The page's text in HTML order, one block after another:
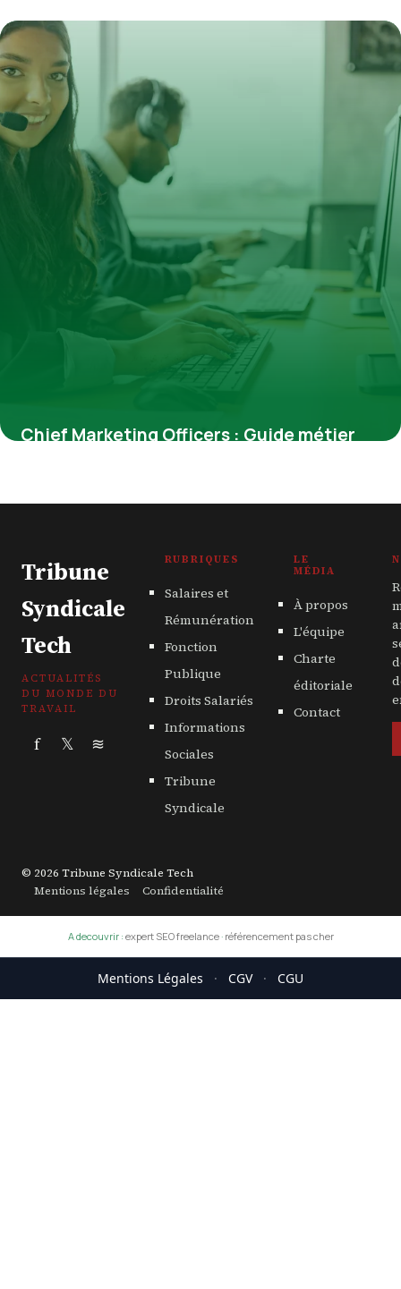
11 juin 2026
Chief Marketing Officers : Guide métier
Tribune
Syndicale
Tech
ACTUALITÉS
DU MONDE DU
TRAVAIL
f 𝕏 ≋
RUBRIQUES
Salaires et
Rémunération
Fonction
Publique
Droits Salariés
Informations
Sociales
Tribune
Syndicale
LE
MÉDIA
À propos
L'équipe
Charte
éditoriale
Contact
© 2026 Tribune Syndicale Tech
Mentions légales
Confidentialité
A decouvrir : expert SEO freelance· référencement pas cher
Mentions Légales · CGV · CGU